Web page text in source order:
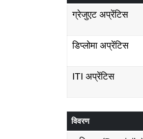
ग्रेजुएट अप्रेंटिस
डिप्लोमा अप्रेंटिस
ITI अप्रेंटिस
विवरण